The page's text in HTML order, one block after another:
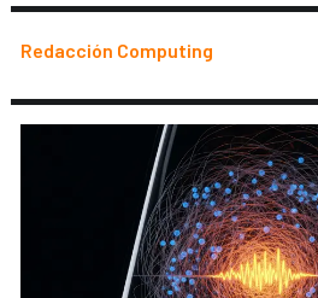
Redacción Computing